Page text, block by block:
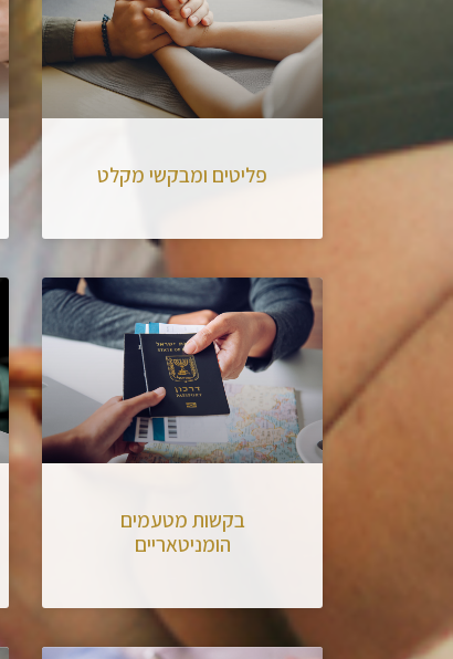
פליטים ומבקשי מקלט
בקשות מטעמים
הומניטאריים